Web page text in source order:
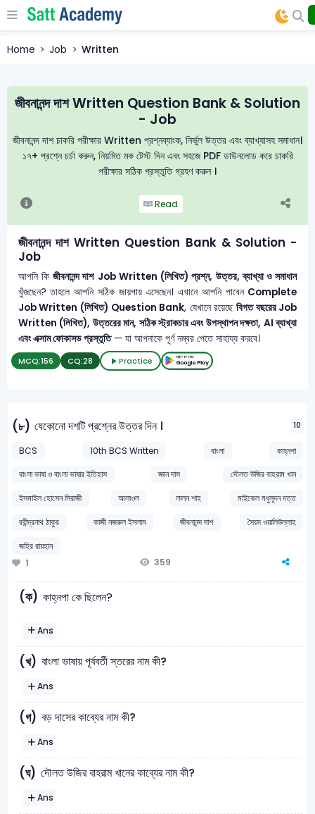
Home Job Written
জীবনানন্দ দাশ Written Question Bank & Solution
- Job
জীবনানন্দ দাশ চাকরি পরীক্ষার Written প্রশ্নব্যাংক, নির্ভুল উত্তর এবং ব্যাখ্যাসহ সমাধান।
১৭+ প্রশ্নে চর্চা করুন, নিয়মিত মক টেস্ট দিন এবং সহজে PDF ডাউনলোড করে চাকরি
পরীক্ষার সঠিক প্রস্তুতি গ্রহণ করুন ।
Read
জীবনানন্দ দাশ Written Question Bank & Solution -
Job
আপনি কিজীবনানন্দ দাশ Job Written (লিখিত) প্রশ্ন, উত্তর, ব্যাখ্যা ও সমাধান
খুঁজছেন? তাহলে আপনি সঠিক জায়গায় এসেছেন। এখানে আপনি পাবেন Complete
Job Written (লিখিত) Question Bank, যেখানে রয়েছেবিগত বছরের Job
Written (লিখিত), উত্তরের মান, সঠিক স্ট্রাকচার এবং উপস্থাপন দক্ষতা, AI ব্যাখ্যা
এবং এক্সাম ফোকাসড প্রস্তুতি— যা আপনাকে পূর্ণ নম্বর পেতে সাহায্য করবে।
MCQ:156 CQ:28 Practice
(৮) যেকোনো দশটি প্রশ্নের উত্তর দিন । 10
BCS 10th BCS Written বাংলা
কাহ্নপা
বাংলা ভাষা ও বাংলা ভাষার ইতিহাস
জ্ঞান দাস
দৌলত উজির বাহরাম খান
ইসমাইল হোসেন সিরাজী
আলাওল লালন শাহ
মাইকেল মধুসূদন দত্ত
রবীন্দ্রনাথ ঠাকুর
কাজী নজরুল ইসলাম জীবনানন্দ দাশ
সৈয়দ ওয়ালিউল্লাহ
জহির রায়হান
1
359
(ক) কাহ্নপা কে ছিলেন?
Ans
(খ) বাংলা ভাষায় পূর্ববর্তী স্তরের নাম কী?
Ans
(গ) বড় দাসের কাব্যের নাম কী?
Ans
(ঘ) দৌলত উজির বাহরাম খানের কাব্যের নাম কী?
Ans